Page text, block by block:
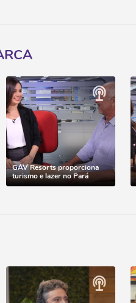
GAV Resorts proporciona
turismo e lazer no Pará